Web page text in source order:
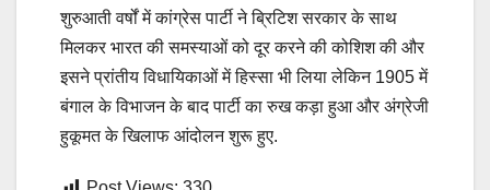
शुरुआती वर्षों में कांग्रेस पार्टी ने ब्रिटिश सरकार के साथ
मिलकर भारत की समस्याओं को दूर करने की कोशिश की और
इसने प्रांतीय विधायिकाओं में हिस्सा भी लिया लेकिन 1905 में
बंगाल के विभाजन के बाद पार्टी का रुख कड़ा हुआ और अंग्रेजी
हुकूमत के खि‍लाफ आंदोलन शुरू हुए.